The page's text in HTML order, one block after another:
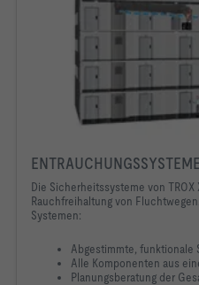
ENTRAUCHUNGSSYSTEME
Die Sicherheitssysteme von TROX
Rauchfreihaltung von
Systemen:
Abgestimmte, funktionale
Alle Komponenten aus
Planungsberatung der